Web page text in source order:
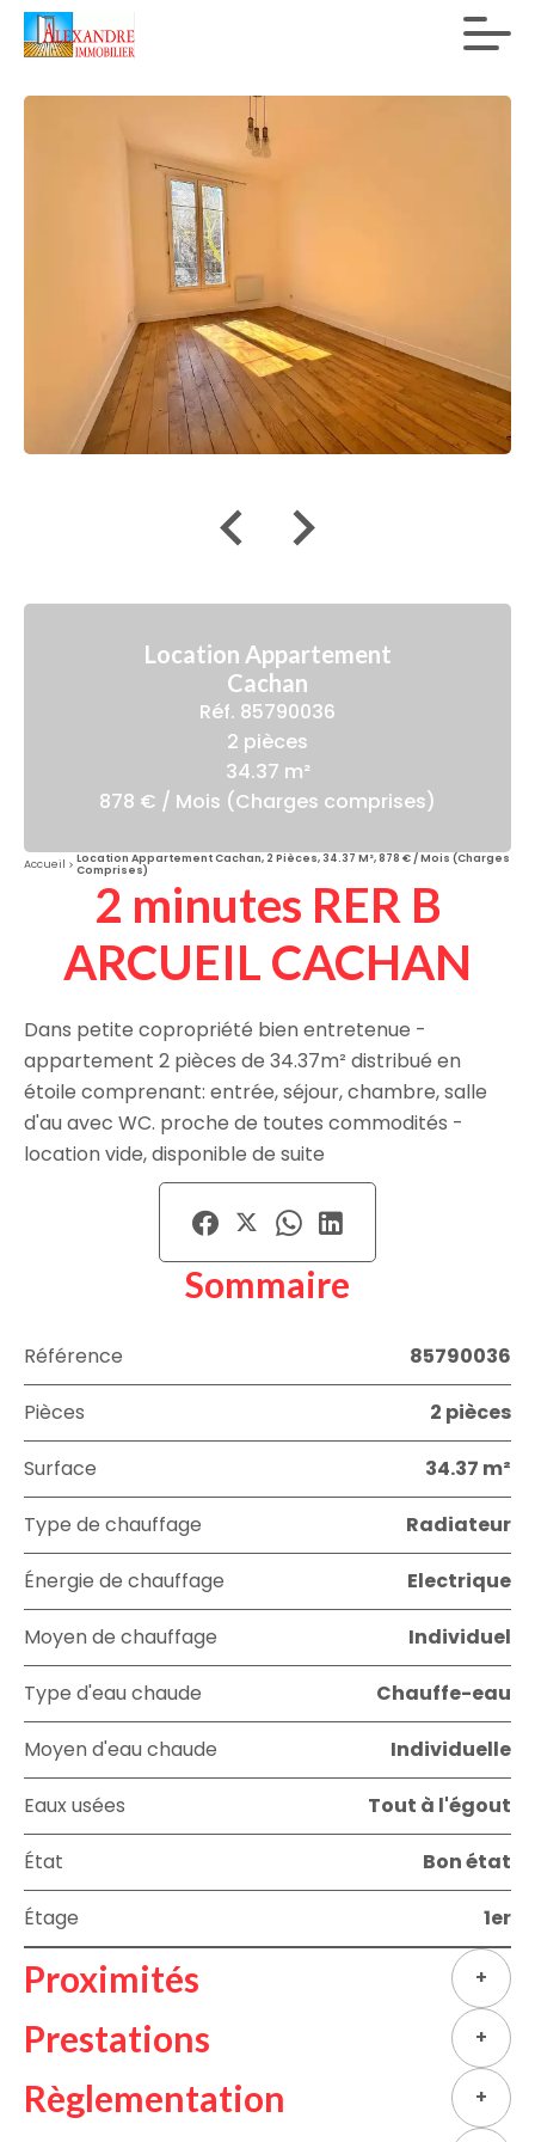
Location Appartement
Cachan
Réf. 85790036
2 pièces
34.37 m²
878 € / Mois (Charges comprises)
Accueil
Location Appartement Cachan, 2 Pièces, 34.37 M², 878 € / Mois (Charges
Comprises)
2 minutes RER B
ARCUEIL CACHAN
Dans petite copropriété bien entretenue -
appartement 2 pièces de 34.37m² distribué en
étoile comprenant: entrée, séjour, chambre, salle
d'au avec WC. proche de toutes commodités -
location vide, disponible de suite
Sommaire
Référence 85790036
Pièces 2 pièces
Surface 34.37 m²
Type de chauffage Radiateur
Énergie de chauffage Electrique
Moyen de chauffage Individuel
Type d'eau chaude Chauffe-eau
Moyen d'eau chaude Individuelle
Eaux usées Tout à l'égout
État Bon état
Étage 1er
Proximités +
Prestations +
Règlementation +